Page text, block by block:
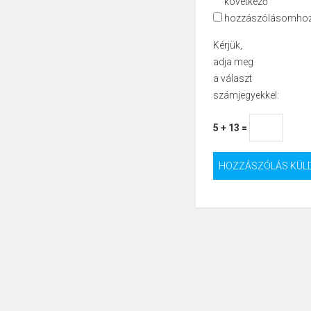
Kérjük,
adja meg
a választ
számjegyekkel:
5 + 13 =